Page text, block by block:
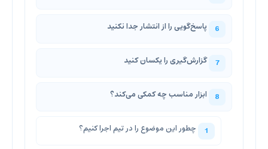
پاسخ‌گویی را از انتشار جدا نکنید
گزارش‌گیری را یکسان کنید
ابزار مناسب چه کمکی می‌کند؟
چطور این موضوع را در تیم اجرا کنیم؟